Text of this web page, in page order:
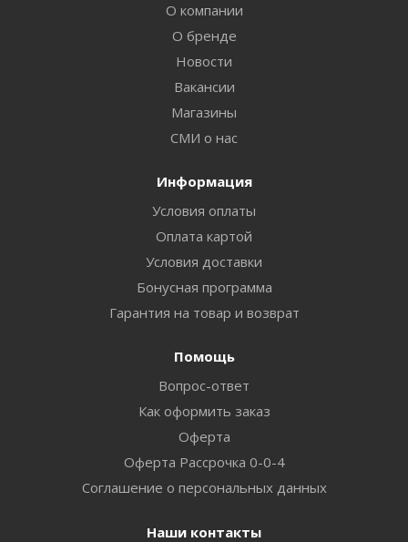
О компании
О бренде
Новости
Вакансии
Магазины
СМИ о нас
Информация
Условия оплаты
Оплата картой
Условия доставки
Бонусная программа
Гарантия на товар и возврат
Помощь
Вопрос-ответ
Как оформить заказ
Оферта
Оферта Рассрочка 0-0-4
Соглашение о персональных данных
Наши контакты